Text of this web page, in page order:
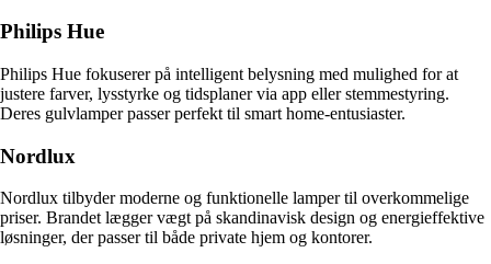
Philips Hue
Philips Hue fokuserer på intelligent belysning med mulighed for at
justere farver, lysstyrke og tidsplaner via app eller stemmestyring.
Deres gulvlamper passer perfekt til smart home-entusiaster.
Nordlux
Nordlux tilbyder moderne og funktionelle lamper til overkommelige
priser. Brandet lægger vægt på skandinavisk design og energieffektive
løsninger, der passer til både private hjem og kontorer.